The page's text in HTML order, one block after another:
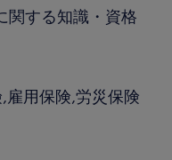
関する知識・資格
雇用保険,労災保険